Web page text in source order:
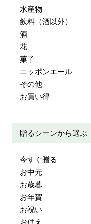
水産物
飲料（酒以外）
酒
花
菓子
ニッポンエール
その他
お買い得
贈るシーンから選ぶ
今すぐ贈る
お中元
お歳暮
お年賀
お祝い
お供え